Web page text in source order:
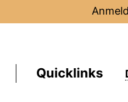
Quicklinks